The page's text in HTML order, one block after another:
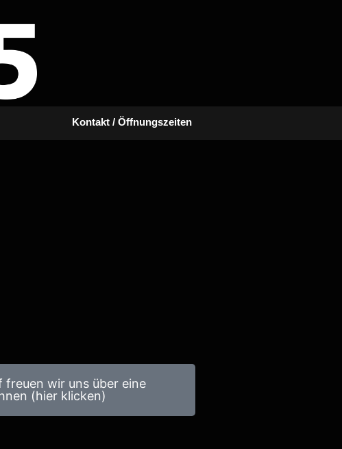
Kontakt / Öffnungszeiten
freuen wir uns über eine
(hier klicken)